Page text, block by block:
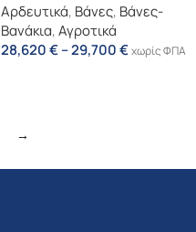
Αρδευτικά, Βάνες, Βάνες-
Βανάκια,Αγροτικά
28,620€–29,700€χωρίς ΦΠΑ
→